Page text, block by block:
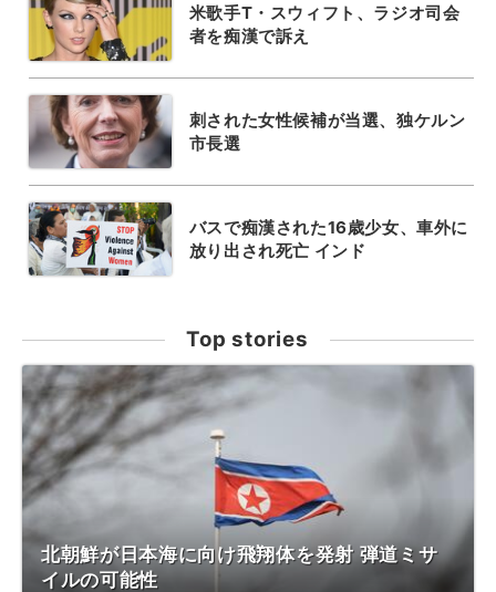
米歌手T・スウィフト、ラジオ司会
者を痴漢で訴え
刺された女性候補が当選、独ケルン
市長選
バスで痴漢された16歳少女、車外に
放り出され死亡 インド
Top stories
北朝鮮が日本海に向け飛翔体を発射 弾道ミサ
イルの可能性